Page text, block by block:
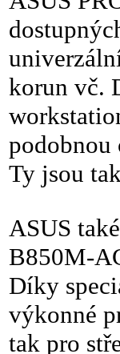
korun vč.
podobnou
Ty jsou
ASUS
B850M-
Díky
výkonné
tak pro